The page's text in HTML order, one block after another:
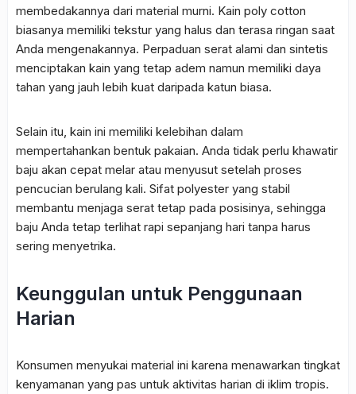
membedakannya dari material murni. Kain poly cotton
biasanya memiliki tekstur yang halus dan terasa ringan saat
Anda mengenakannya. Perpaduan serat alami dan sintetis
menciptakan kain yang tetap adem namun memiliki daya
tahan yang jauh lebih kuat daripada katun biasa.
Selain itu, kain ini memiliki kelebihan dalam
mempertahankan bentuk pakaian. Anda tidak perlu khawatir
baju akan cepat melar atau menyusut setelah proses
pencucian berulang kali. Sifat polyester yang stabil
membantu menjaga serat tetap pada posisinya, sehingga
baju Anda tetap terlihat rapi sepanjang hari tanpa harus
sering menyetrika.
Keunggulan untuk Penggunaan
Harian
Konsumen menyukai material ini karena menawarkan tingkat
kenyamanan yang pas untuk aktivitas harian di iklim tropis.